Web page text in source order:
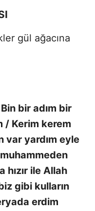
gül ağacına
bir adım bir
/ Kerim kerem
var yardım eyle
hızır ile Allah
gibi kulların
erdim